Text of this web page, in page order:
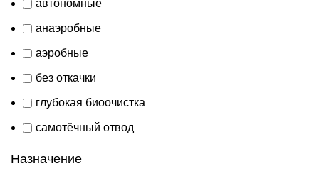
автономные
анаэробные
аэробные
без откачки
глубокая биоочистка
самотёчный отвод
Назначение